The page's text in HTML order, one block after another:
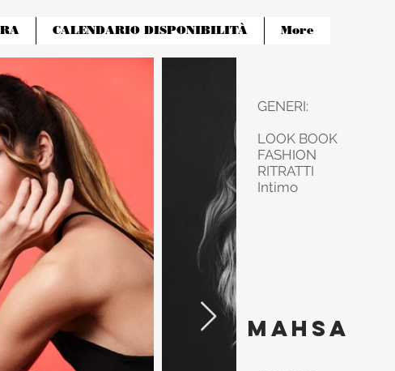
CALENDARIO DISPONIBILITÀ More
GENERI:
LOOK BOOK
FASHION
RITRATTI
Intimo
mahsa